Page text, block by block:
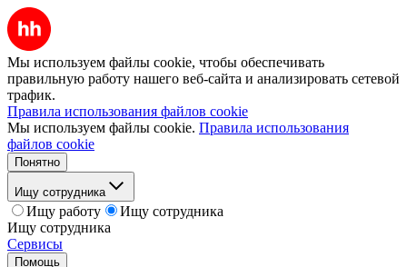
Мы используем файлы cookie, чтобы обеспечивать
правильную работу нашего веб-сайта и анализировать сетевой
трафик.
Правила использования файлов cookie
Мы используем файлы cookie. Правила использования
файлов cookie
Понятно
Ищу сотрудника
Ищу работу
Ищу сотрудника
Ищу сотрудника
Сервисы
Помощь